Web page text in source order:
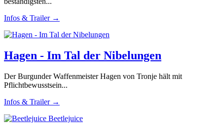
Infos & Trailer →
Hagen - Im Tal der Nibelungen
Der Burgunder Waffenmeister Hagen von Tronje hält mit
Pflichtbewusstsein...
Infos & Trailer →